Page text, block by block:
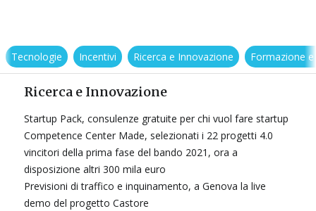
Tecnologie Incentivi Ricerca e Innovazione Formazione
Ricerca e Innovazione
Startup Pack, consulenze gratuite per chi vuol fare startup
Competence Center Made, selezionati i 22 progetti 4.0
vincitori della prima fase del bando 2021, ora a
disposizione altri 300 mila euro
Previsioni di traffico e inquinamento, a Genova la live
demo del progetto Castore